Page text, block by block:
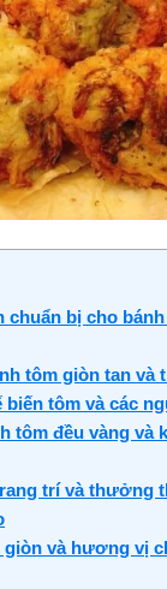
chuẩn bị cho
tôm giòn tan và
tôm và các
tôm đều vàng và
trí và thưởng
và hương vị